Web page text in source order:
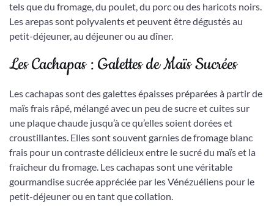
tels que du fromage, du poulet, du porc ou des haricots noirs.
Les arepas sont polyvalents et peuvent être dégustés au
petit-déjeuner, au déjeuner ou au dîner.
Les Cachapas : Galettes de Maïs Sucrées
Les cachapas sont des galettes épaisses préparées à partir de
maïs frais râpé, mélangé avec un peu de sucre et cuites sur
une plaque chaude jusqu’à ce qu’elles soient dorées et
croustillantes. Elles sont souvent garnies de fromage blanc
frais pour un contraste délicieux entre le sucré du maïs et la
fraîcheur du fromage. Les cachapas sont une véritable
gourmandise sucrée appréciée par les Vénézuéliens pour le
petit-déjeuner ou en tant que collation.